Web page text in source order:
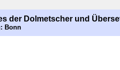
der Dolmetscher und
Bonn